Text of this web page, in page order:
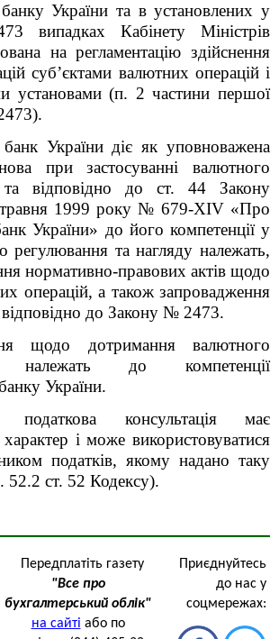
України та в установлених у
випадках Кабінету Міністрів
на регламентацію здійснення
суб’єктами валютних операцій і
установами (п. 2 частини першої
України діє як уповноважена
при застосуванні валютного
та відповідно до ст. 44 Закону
травня 1999 року № 679-XIV «Про
України» до його компетенції у
регулювання та нагляду належать,
нормативно-правових актів щодо
операцій, а також запровадження
відповідно до Закону № 2473.
щодо дотримання валютного
належать до компетенції
України.
податкова консультація має
характер і може використовуватися
податків, якому надано таку
52.2 ст. 52 Кодексу).
Передплатіть газету
"Все про
бухгалтерський облік"
на сайті або по
Приєднуйтесь
до нас у
соцмережах: